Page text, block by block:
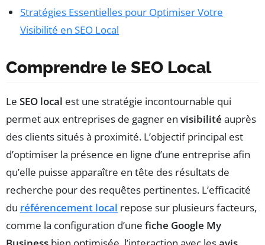
Stratégies Essentielles pour Optimiser Votre
Visibilité en SEO Local
Comprendre le SEO Local
Le SEO local est une stratégie incontournable qui
permet aux entreprises de gagner en visibilité auprès
des clients situés à proximité. L’objectif principal est
d’optimiser la présence en ligne d’une entreprise afin
qu’elle puisse apparaître en tête des résultats de
recherche pour des requêtes pertinentes. L’efficacité
du référencement local repose sur plusieurs facteurs,
comme la configuration d’une fiche Google My